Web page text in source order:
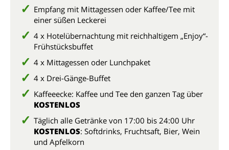
Empfang mit Mittagessen oder Kaffee/Tee mit
einer süßen Leckerei
4 x Hotelübernachtung mit reichhaltigem „Enjoy“-
Frühstücksbuffet
4 x Mittagessen oder Lunchpaket
4 x Drei-Gänge-Buffet
Kaffeeecke: Kaffee und Tee den ganzen Tag über
KOSTENLOS
Täglich alle Getränke von 17:00 bis 24:00 Uhr
KOSTENLOS: Softdrinks, Fruchtsaft, Bier, Wein
und Apfelkorn